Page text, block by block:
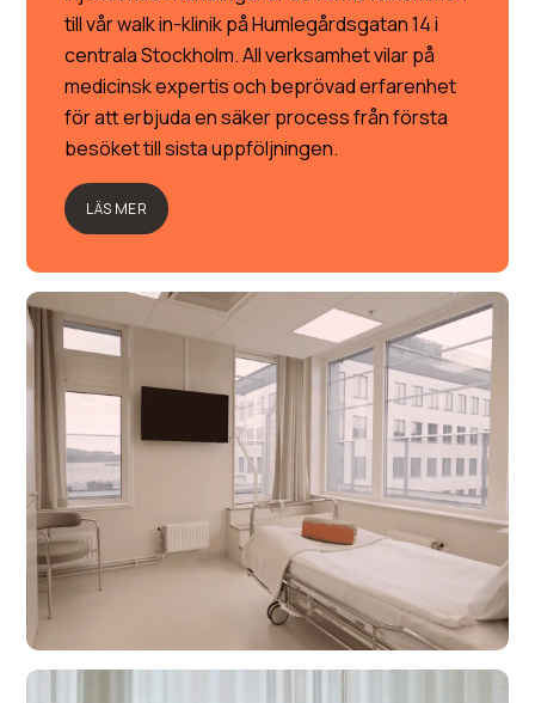
till vår walk in-klinik på Humlegårdsgatan 14 i
centrala Stockholm. All verksamhet vilar på
medicinsk expertis och beprövad erfarenhet
för att erbjuda en säker process från första
besöket till sista uppföljningen.
LÄS MER